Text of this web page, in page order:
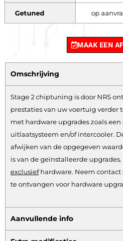
Getuned op
MAAK EEN
Omschrijving
Stage 2 chiptuning is door NRS
prestaties van uw voertuig
met hardware upgrades zoals
uitlaatsysteem en/of intercooler.
afwijken van de opgegeven
is van de geïnstalleerde
exclusiefhardware. Neem contact
te ontvangen voor hardware
Aanvullende info